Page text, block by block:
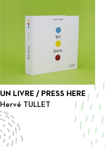
UN LIVRE / PRESS HERE
Hervé TULLET